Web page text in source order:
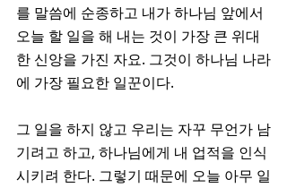
를 말씀에 순종하고 내가 하나님 앞에서
오늘 할 일을 해 내는 것이 가장 큰 위대
한 신앙을 가진 자요. 그것이 하나님 나라
에 가장 필요한 일꾼이다.
그 일을 하지 않고 우리는 자꾸 무언가 남
기려고 하고, 하나님에게 내 업적을 인식
시키려 한다. 그렇기 때문에 오늘 아무 일